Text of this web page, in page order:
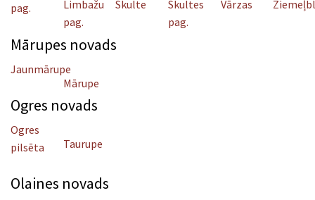
pag.
Limbažu
pag.
Skulte
Skultes
pag.
Vārzas
Mārupes novads
Jaunmārupe
Mārupe
Ogres novads
Ogres
pilsēta
Taurupe
Olaines novads